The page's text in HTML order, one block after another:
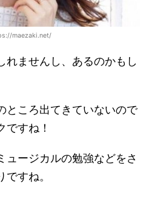
maezaki.net/
れませんし、あるのかもし
ところ出てきていないので
ですね！
ュージカルの勉強などをさ
すね。